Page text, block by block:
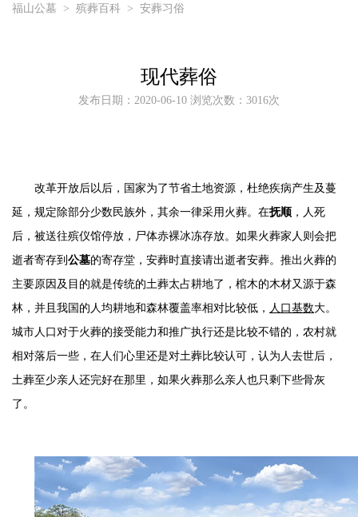
福山公墓 > 殡葬百科 > 安葬习俗
现代葬俗
发布日期：2020-06-10 浏览次数：3016次
改革开放后以后，国家为了节省土地资源，杜绝疾病产生及蔓
延，规定除部分少数民族外，其余一律采用火葬。在抚顺 ，人死
后，被送往殡仪馆停放，尸体赤裸冰冻存放。如果火葬家人则会把
逝者寄存到 公墓的寄存堂，安葬时直接请出逝者安葬。 推出火葬的
主要原因及 目的就是传统的土葬太占耕地了， 棺木的木材又源于森
林， 并且 我国的人均耕地和森林覆盖率相对比较低 ， 人口基数大。
城市人口对于火葬的接受能力和推广执行还是比较不错的，农村就
相对落后一些，在人们心里还是对土葬比较认可，认为人去世后，
土葬至少亲人还完好在那里，如果火葬那么亲人也只剩下些骨灰
了。